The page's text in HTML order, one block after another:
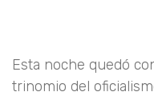
Esta noche quedó
trinomio del